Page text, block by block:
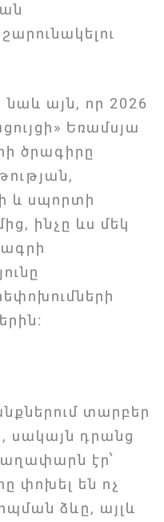
նաև այն, որ 2026
Եռամսյա
ծրագիրը
և սպորտի
ինչը ևս մեկ
տարբեր
սակայն դրանց
էր՝
փոխել են ոչ
ձևը, այլև